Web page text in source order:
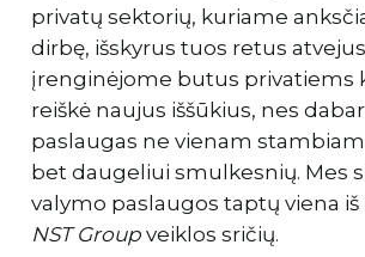
privatų sektorių, kuriame
dirbę, išskyrus tuos retus
įrenginėjome butus privatiems
reiškė naujus iššūkius, nes
paslaugas ne vienam
bet daugeliui smulkesnių. Mes
valymo paslaugos taptų viena
NST Groupveiklos sričių.